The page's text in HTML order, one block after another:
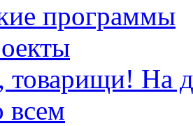
программы
товарищи! На
всем